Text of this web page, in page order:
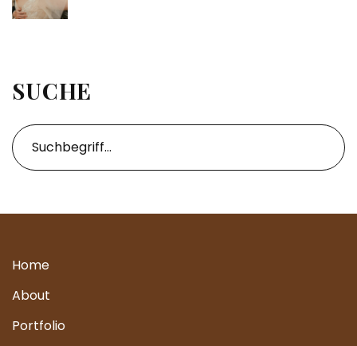
SUCHE
Home
About
Portfolio